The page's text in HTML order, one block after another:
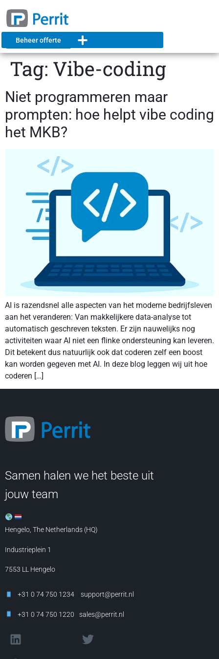
Beheer offerte
Tag: Vibe-coding
Niet programmeren maar
prompten: hoe helpt vibe coding
het MKB?
AI is razendsnel alle aspecten van het moderne bedrijfsleven
aan het veranderen: Van makkelijkere data-analyse tot
automatisch geschreven teksten. Er zijn nauwelijks nog
activiteiten waar AI niet een flinke ondersteuning kan leveren.
Dit betekent dus natuurlijk ook dat coderen zelf een boost
kan worden gegeven met AI. In deze blog leggen wij uit hoe
coderen […]
Samen halen we het beste uit
jouw team
Hengelo, The Netherlands (HQ)
Industrieplein 1
7553 LL Hengelo
+31 0 74 750 1234 support@perrit.nl
+31 0 74 750 1220 sales@perrit.nl